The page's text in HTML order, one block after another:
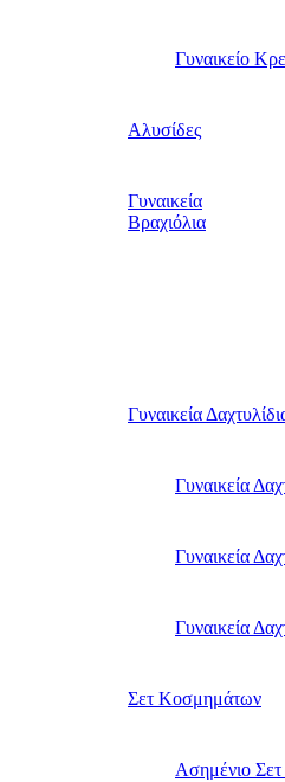
Γυναικείο
Αλυσίδες
Γυναικεία
Βραχιόλια
Γυναικεία
Γυναικεία
Γυναικεία
Γυναικεία
Σετ Κοσμημάτων
Ασημένιο